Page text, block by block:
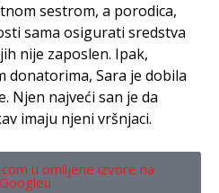
sestrom, a porodica,
sama osigurati sredstva
nije zaposlen. Ipak,
donatorima, Sara je dobila
Njen najveći san je da
imaju njeni vršnjaci.
u omiljene izvore na
Googleu